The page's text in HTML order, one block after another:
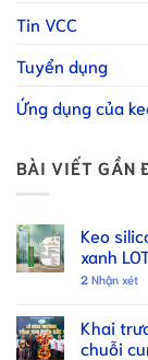
Tin VCC
Tuyển dụng
Ứng dụng của
BÀI VIẾT GẦN
Keo
xanh
2 Nhận xét
Khai
chuỗi